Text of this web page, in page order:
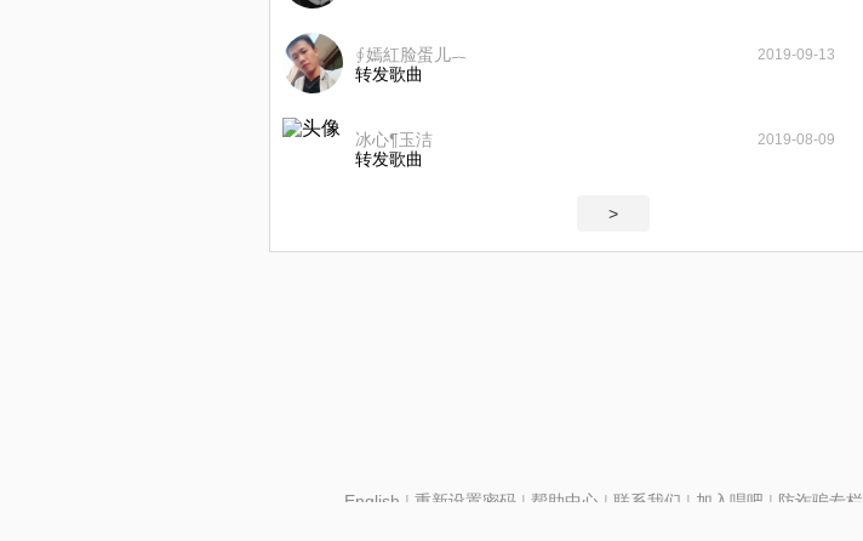
∮嫣紅脸蛋儿︷ 2019-09-13
转发歌曲
冰心¶玉洁 2019-08-09
转发歌曲
>
English | 重新设置密码| 帮助中心 | 联系我们 | 加入唱吧 | 防诈骗专栏